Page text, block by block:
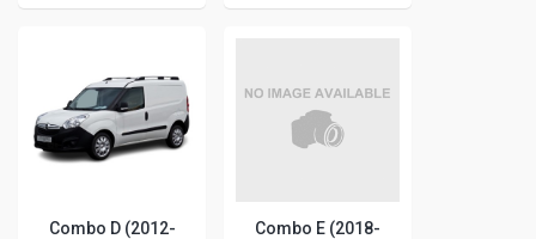
Combo D (2012-
Combo E (2018-